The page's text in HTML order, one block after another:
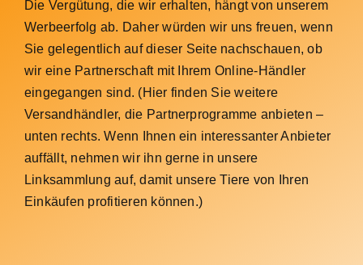
Die Vergütung, die wir erhalten, hängt von unserem
Werbeerfolg ab. Daher würden wir uns freuen, wenn
Sie gelegentlich auf dieser Seite nachschauen, ob
wir eine Partnerschaft mit Ihrem Online-Händler
eingegangen sind. (Hier finden Sie weitere
Versandhändler, die Partnerprogramme anbieten –
unten rechts. Wenn Ihnen ein interessanter Anbieter
auffällt, nehmen wir ihn gerne in unsere
Linksammlung auf, damit unsere Tiere von Ihren
Einkäufen profitieren können.)